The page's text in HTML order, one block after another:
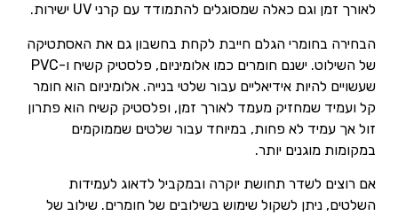
לאורך זמן וגם כאלה שמסוגלים להתמודד עם קרני UV ישירות.
הבחירה בחומרי הגלם חייבת לקחת בחשבון גם את האסתטיקה
של השילוט. ישנם חומרים כמו אלומיניום, פלסטיק קשיח ו-PVC
שעשויים להיות אידיאליים עבור שלטי בנייה. אלומיניום הוא חומר
קל ועמיד שמחזיק מעמד לאורך זמן, ופלסטיק קשיח הוא פתרון
זול אך עמיד לא פחות, במיוחד עבור שלטים שממוקמים
במקומות מוגנים יותר.
אם רוצים לשדר תחושת יוקרה ובמקביל לדאוג לעמידות
השלטים, ניתן לשקול שימוש בשילובים של חומרים. שילוב של